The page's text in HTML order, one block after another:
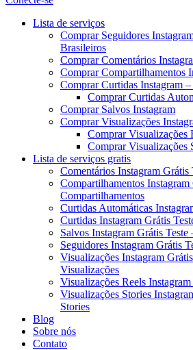
Menu
Lista de serviços
Comprar Seguidores
Brasileiros
Comprar Comentários
Comprar Compartilhamentos
Comprar Curtidas Instagram
Comprar Curtidas
Comprar Salvos Instagram
Comprar Visualizações
Comprar Visualizações
Comprar Visualizações
Lista de serviços gratis
Comentários Instagram Grátis
Compartilhamentos Instagram
Compartilhamentos
Curtidas Automáticas
Curtidas Instagram Grátis
Salvos Instagram Grátis Teste
Seguidores Instagram Grátis
Visualizações Instagram
Visualizações
Visualizações Reels
Visualizações Stories
Stories
Blog
Sobre nós
Contato